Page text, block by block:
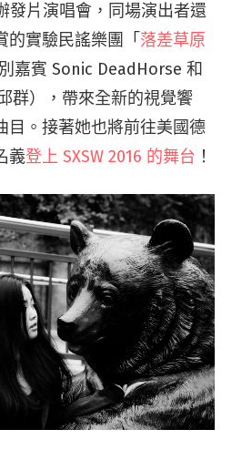
發片演唱會，同場演出者還
的實驗民謠樂團「 落差草原
嘉賓 Sonic DeadHorse 和
群），帶來全新的視覺饗
目。接著她也將前往美國德
義登上 SXSW 2016 的舞台 ！